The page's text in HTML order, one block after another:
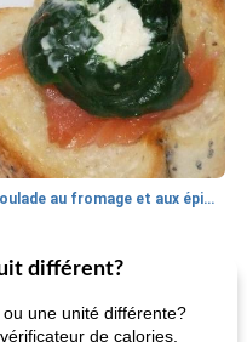
roulade au fromage et aux épinards
Viande et volaille
différent?
une unité différente?
de calories.